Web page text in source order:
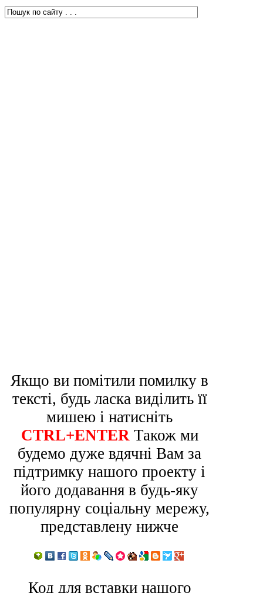
Якщо ви помітили помилку в
тексті, будь ласка виділить її
мишею і натисніть
CTRL+ENTER Також ми
будемо дуже вдячні Вам за
підтримку нашого проекту і
його додавання в будь-яку
популярну соціальну мережу,
представлену нижче
Код для вставки нашого